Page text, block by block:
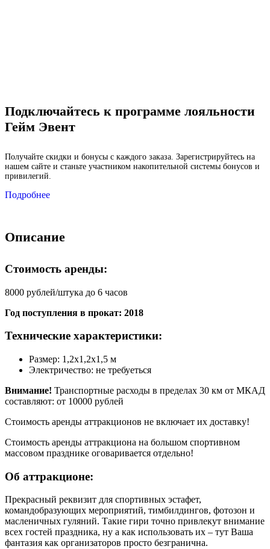
Подключайтесь к программе лояльности
Гейм Эвент
Получайте скидки и бонусы с каждого заказа. Зарегистрируйтесь на
нашем сайте и станьте участником накопительной системы бонусов и
привилегий.
Подробнее
Описание
Стоимость аренды:
8000 рублей/штука до 6 часов
Год поступления в прокат: 2018
Технические характеристики:
Размер: 1,2х1,2х1,5 м
Электричество: не требуеться
Внимание! Транспортные расходы в пределах 30 км от МКАД
составляют: от 10000 рублей
Стоимость аренды аттракционов не включает их доставку!
Стоимость аренды аттракциона на большом спортивном
массовом празднике оговаривается отдельно!
Об аттракционе:
Прекрасный реквизит для спортивных эстафет,
командобразующих мероприятий, тимбилдингов, фотозон и
масленичных гуляний. Такие гири точно привлекут внимание
всех гостей праздника, ну а как использовать их – тут Ваша
фантазия как организаторов просто безгранична.